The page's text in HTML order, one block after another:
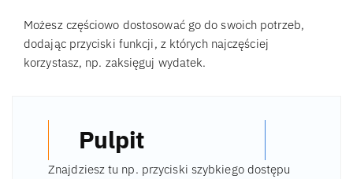
Możesz częściowo dostosować go do swoich potrzeb,
dodając przyciski funkcji, z których najczęściej
korzystasz, np. zaksięguj wydatek.
Pulpit
Znajdziesz tu np. przyciski szybkiego dostępu